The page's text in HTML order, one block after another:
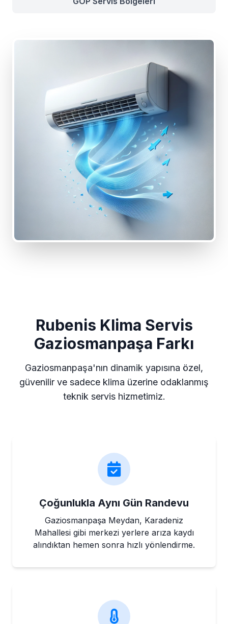
Rubenis Klima Servis
Gaziosmanpaşa Farkı
Gaziosmanpaşa'nın dinamik yapısına özel,
güvenilir ve sadece klima üzerine odaklanmış
teknik servis hizmetimiz.
Çoğunlukla Aynı Gün Randevu
Gaziosmanpaşa Meydan, Karadeniz
Mahallesi gibi merkezi yerlere arıza kaydı
alındıktan hemen sonra hızlı yönlendirme.